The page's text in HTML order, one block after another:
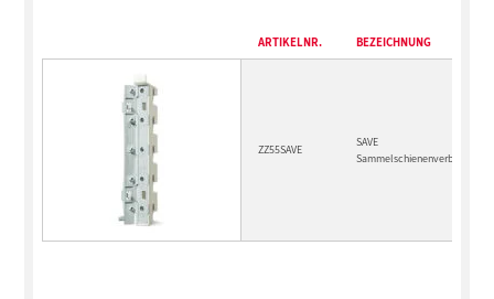
ARTIKELNR. BEZEICHNUNG
ZZ55SAVE
SAVE
Sammelschienenverbinder